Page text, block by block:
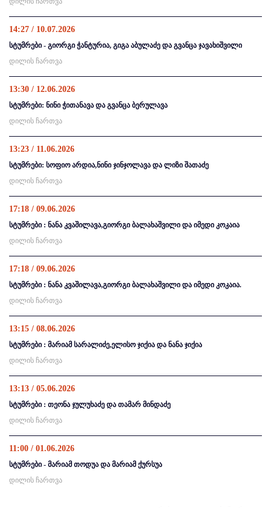
14:27 / 10.07.2026
სტუმრები - გიორგი ჭანტურია, გიგა აბულაძე და გვანცა ჯავახიშვილი
დილის ჩართვა
13:30 / 12.06.2026
სტუმრები: ნინი ჭითანავა და გვანცა ბერულავა
დილის ჩართვა
13:23 / 11.06.2026
სტუმრები: სოფიო არდია,ნინი ჯინჯოლავა და ლიზი შათაძე
დილის ჩართვა
17:18 / 09.06.2026
სტუმრები : ნანა კვაშილავა,გიორგი ბალახაშვილი და იმედი კოკაია
დილის ჩართვა
17:18 / 09.06.2026
სტუმრები : ნანა კვაშილავა,გიორგი ბალახაშვილი და იმედი კოკაია.
დილის ჩართვა
13:15 / 08.06.2026
სტუმრები : მარიამ სარალიძე,ელისო ჯიქია და ნანა ჯიქია
დილის ჩართვა
13:13 / 05.06.2026
სტუმრები : თეონა ჯულუხაძე და თამარ მინდაძე
დილის ჩართვა
11:00 / 01.06.2026
სტუმრები - მარიამ თოდუა და მარიამ ქურსუა
დილის ჩართვა